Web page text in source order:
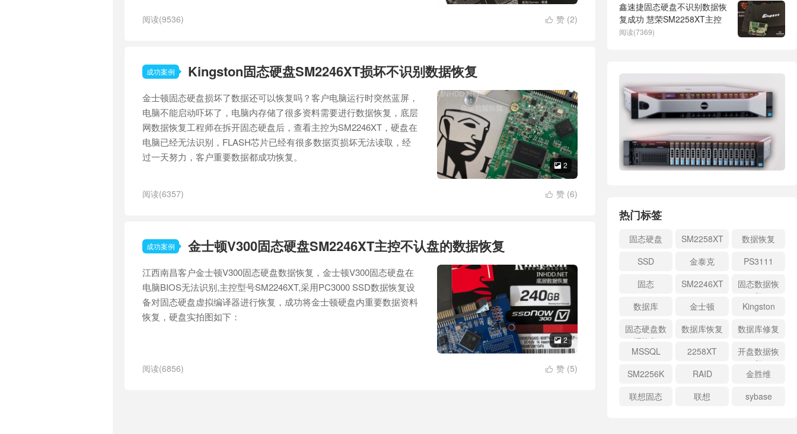
 赞 (2)
阅读(9536)
成功案例 Kingston固态硬盘SM2246XT损坏不识别数据恢复
 2
金士顿固态硬盘损坏了数据还可以恢复吗？客户电脑运行时突然蓝屏，
电脑不能启动吓坏了，电脑内存储了很多资料需要进行数据恢复，底层
网数据恢复工程师在拆开固态硬盘后，查看主控为SM2246XT，硬盘在
电脑已经无法识别，FLASH芯片已经有很多数据页损坏无法读取，经
过一天努力，客户重要数据都成功恢复。
 赞 (6)
阅读(6357)
成功案例 金士顿V300固态硬盘SM2246XT主控不认盘的数据恢复
 2
江西南昌客户金士顿V300固态硬盘数据恢复，金士顿V300固态硬盘在
电脑BIOS无法识别,主控型号SM2246XT,采用PC3000 SSD数据恢复设
备对固态硬盘虚拟编译器进行恢复，成功将金士顿硬盘内重要数据资料
恢复，硬盘实拍图如下：
 赞 (5)
阅读(6856)
鑫速捷固态硬盘不识别数据恢
复成功 慧荣SM2258XT主控
阅读(7369)
热门标签
固态硬盘 SM2258XT
数据恢复
SSD
金泰克
PS3111
固态
SM2246XT
固态数据恢
复
数据库
金士顿
Kingston
固态硬盘数
据恢复
数据库恢复
数据库修复
MSSQL
2258XT
开盘数据恢
复
SM2256K
RAID
金胜维
联想固态
联想 sybase